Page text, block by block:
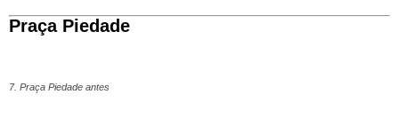
Praça Piedade
7. Praça Piedade antes